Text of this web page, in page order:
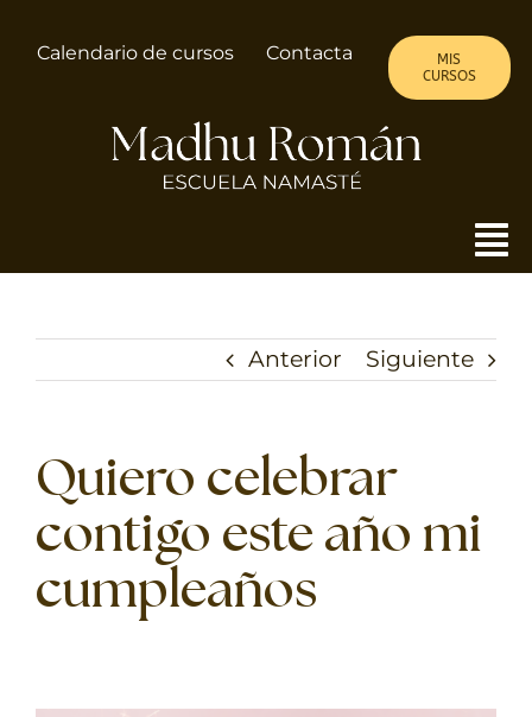
Calendario de cursos Contacta
MIS
CURSOS
ALMA DE MUJER
CURSOS
TERAPIAS
GRATIS
Anterior Siguiente
Quiero celebrar
contigo este año mi
cumpleaños